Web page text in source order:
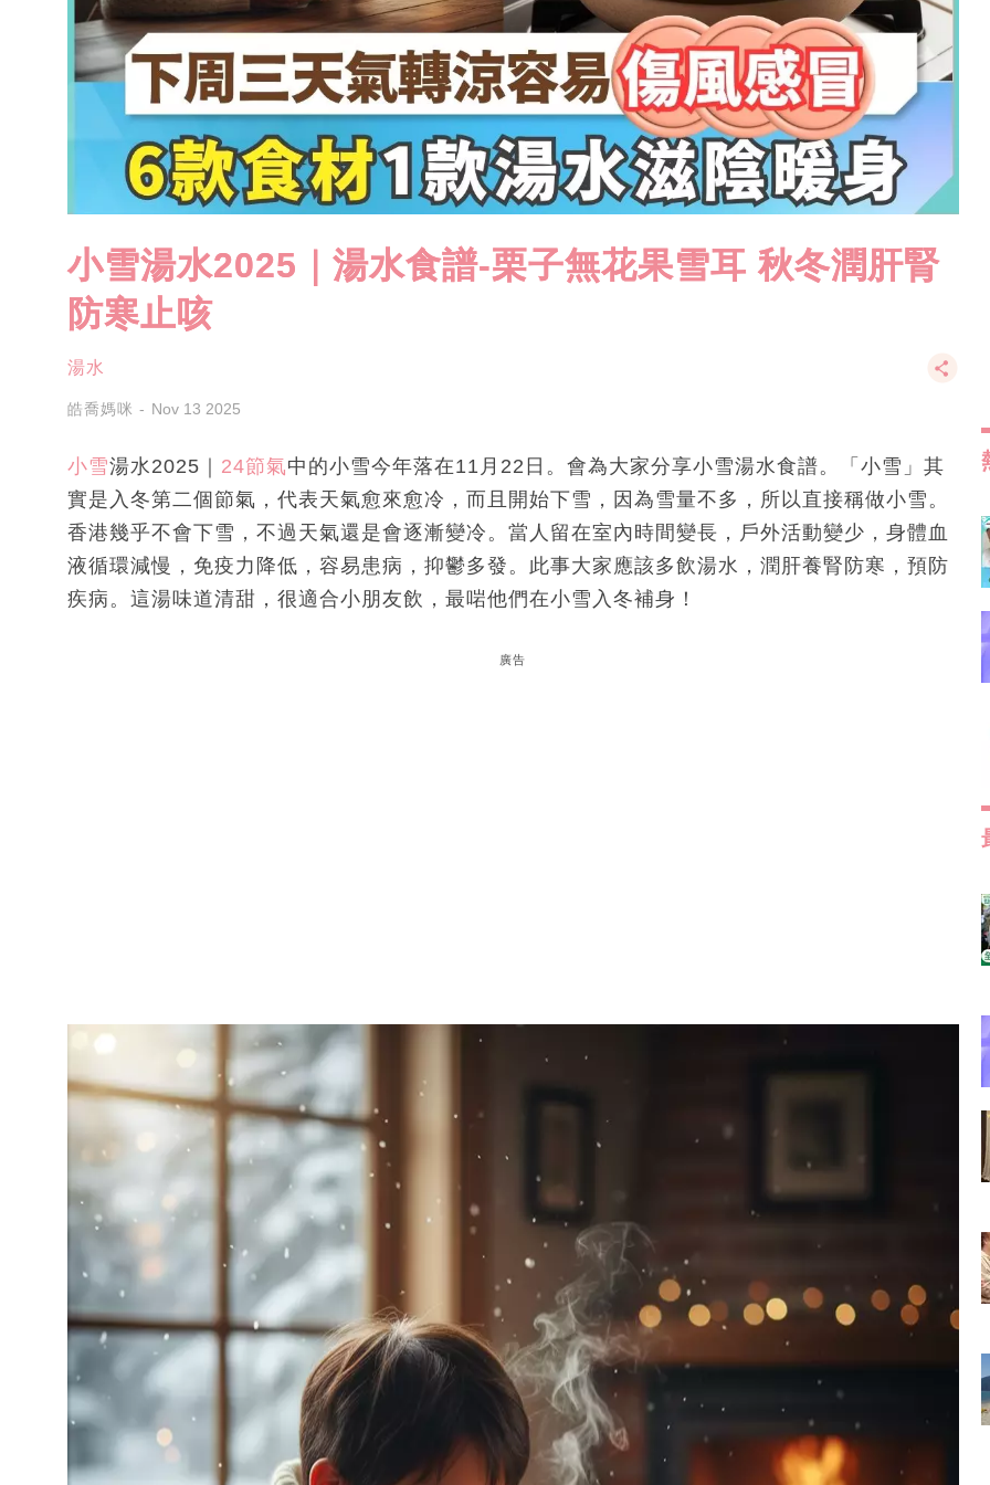
小雪湯水2025｜湯水食譜-栗子無花果雪耳 秋冬潤肝腎
防寒止咳
湯水
皓喬媽咪 Nov 13 2025
小雪湯水2025｜ 24節氣中的小雪今年落在11月22日。會為大家分享小雪湯水食譜。「小雪」其
實是入冬第二個節氣，代表天氣愈來愈冷，而且開始下雪，因為雪量不多，所以直接稱做小雪。
香港幾乎不會下雪，不過天氣還是會逐漸變冷。當人留在室內時間變長，戶外活動變少，身體血
液循環減慢，免疫力降低，容易患病，抑鬱多發。此事大家應該多飲湯水，潤肝養腎防寒，預防
疾病。這湯味道清甜，很適合小朋友飲，最啱他們在小雪入冬補身！
廣告